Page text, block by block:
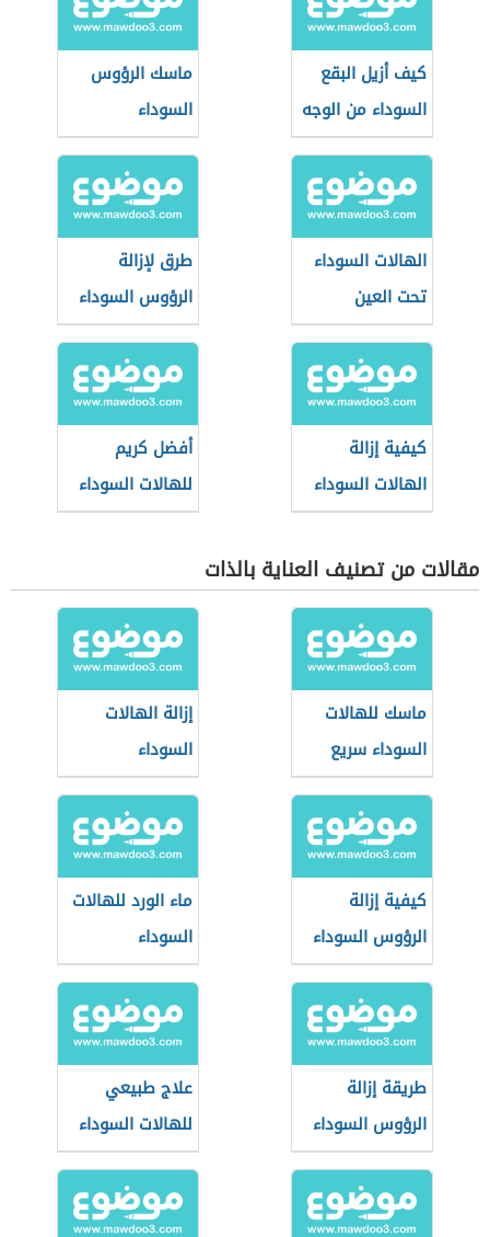
كيف أزيل البقع
السوداء من الوجه
ماسك الرؤوس
السوداء
الهالات السوداء
تحت العين
طرق لإزالة
الرؤوس السوداء
كيفية إزالة
الهالات السوداء
أفضل كريم
للهالات السوداء
مقالات من تصنيف العناية بالذات
ماسك للهالات
السوداء سريع
المفعول
إزالة الهالات
السوداء
كيفية إزالة
الرؤوس السوداء
من الأنف
ماء الورد للهالات
السوداء
طريقة إزالة
الرؤوس السوداء
علاج طبيعي
للهالات السوداء